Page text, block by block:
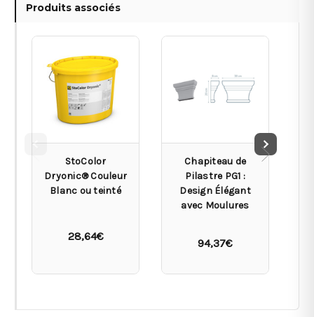
Produits associés
StoColor
Dryonic® Couleur
Blanc ou teinté
28,64€
Chapiteau de
Pilastre PG1 :
Design Élégant
avec Moulures
94,37€